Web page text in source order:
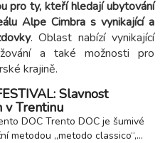
Slavnost
v Trentinu
DOC je šumivé
metodou „metodo classico“,
pro ty, kteří hledají ubytování
Alpe Cimbra s vynikající a
. Oblast nabízí vynikající
a také možnosti pro
krajině.